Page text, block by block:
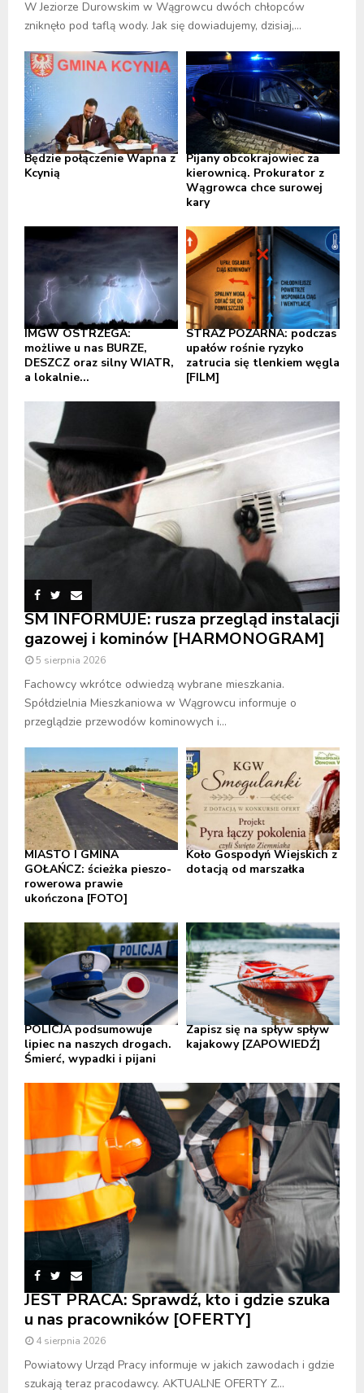
W Jeziorze Durowskim w Wągrowcu dwóch chłopców
zniknęło pod taflą wody. Jak się dowiadujemy, dzisiaj,...
Będzie połączenie Wapna z
Kcynią
Pijany obcokrajowiec za
kierownicą. Prokurator z
Wągrowca chce surowej
kary
IMGW OSTRZEGA:
możliwe u nas BURZE,
DESZCZ oraz silny WIATR,
a lokalnie...
STRAŻ POŻARNA: podczas
upałów rośnie ryzyko
zatrucia się tlenkiem węgla
[FILM]
SM INFORMUJE: rusza przegląd instalacji
gazowej i kominów [HARMONOGRAM]
5 sierpnia 2026
Fachowcy wkrótce odwiedzą wybrane mieszkania.
Spółdzielnia Mieszkaniowa w Wągrowcu informuje o
przeglądzie przewodów kominowych i...
MIASTO I GMINA
GOŁAŃCZ: ścieżka pieszo-
rowerowa prawie
ukończona [FOTO]
Koło Gospodyń Wiejskich z
dotacją od marszałka
POLICJA podsumowuje
lipiec na naszych drogach.
Śmierć, wypadki i pijani
Zapisz się na spływ spływ
kajakowy [ZAPOWIEDŹ]
JEST PRACA: Sprawdź, kto i gdzie szuka
u nas pracowników [OFERTY]
4 sierpnia 2026
Powiatowy Urząd Pracy informuje w jakich zawodach i gdzie
szukają teraz pracodawcy. AKTUALNE OFERTY Z...